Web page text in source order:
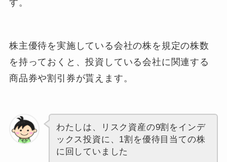
す。
株主優待を実施している会社の株を規定の株数
を持っておくと、投資している会社に関連する
商品券や割引券が貰えます。
わたしは、リスク資産の9割をインデ
ックス投資に、1割を優待目当ての株
に回していました